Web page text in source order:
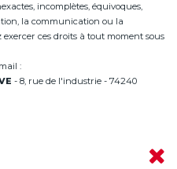
incomplètes, équivoques,
la communication ou la
ces droits à tout moment sous
:
- 8, rue de l'industrie - 74240